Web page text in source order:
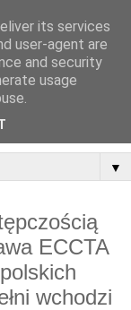
i
▼
ECCTA
wchodzi
its services
user-agent are
and security
usage